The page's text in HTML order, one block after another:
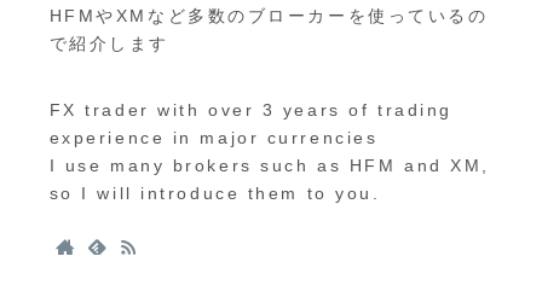
HFMやXMなど多数のブローカーを使っているの
で紹介します
FX trader with over 3 years of trading
experience in major currencies
I use many brokers such as HFM and XM,
so I will introduce them to you.